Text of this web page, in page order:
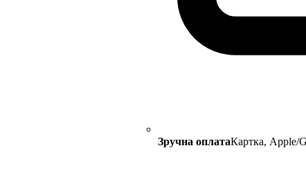
Зручна оплатаКартка, Apple/